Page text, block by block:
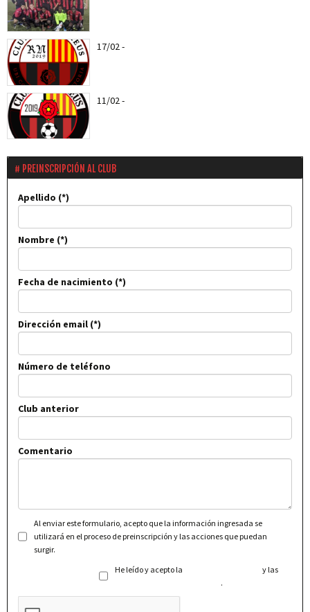
17/02-
11/02-
PREINSCRIPCIÓN AL CLUB
Apellido
Nombre
Fecha de nacimiento
Dirección email
Número de teléfono
Club anterior
Comentario
Al enviar este formulario, acepto que la información ingresada se
utilizará en el proceso de preinscripción y las acciones que puedan
surgir.
He leído y acepto la
y las
.